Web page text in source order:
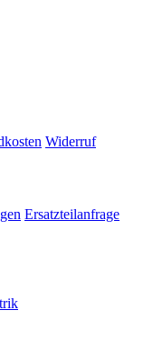
Widerruf
Ersatzteilanfrage